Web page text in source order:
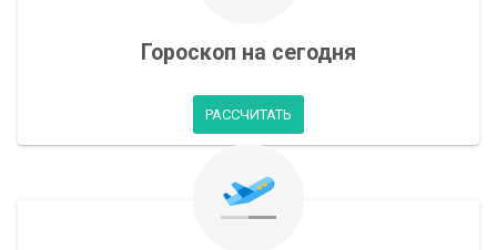
Гороскоп на сегодня
РАССЧИТАТЬ